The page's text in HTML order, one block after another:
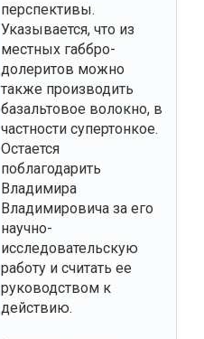
перспективы.
Указывается, что из
местных габбро-
долеритов можно
также производить
базальтовое волокно, в
частности супертонкое.
Остается
поблагодарить
Владимира
Владимировича за его
научно-
исследовательскую
работу и считать ее
руководством к
действию.